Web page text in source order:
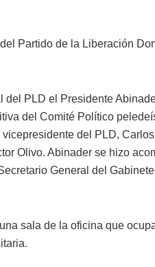
Partido de la Liberación
PLD el Presidente
del Comité Político
del PLD,
Olivo. Abinader se hizo
General del
sala de la oficina que